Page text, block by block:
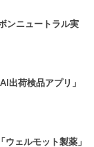
ンニュートラル実
出荷検品アプリ」
ェルモット製薬」